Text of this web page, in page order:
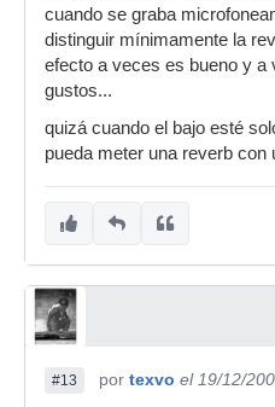
cuando se graba
distinguir mínimamente la
efecto a veces es bueno y a
gustos...
quizá cuando el bajo esté
pueda meter una reverb con
#13 por texvo el 19/12/